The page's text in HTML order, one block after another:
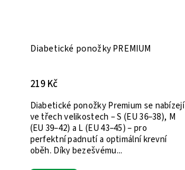
Diabetické ponožky PREMIUM
219 Kč
Diabetické ponožky Premium se nabízejí
ve třech velikostech – S (EU 36–38), M
(EU 39–42) a L (EU 43–45) – pro
perfektní padnutí a optimální krevní
oběh. Díky bezešvému...